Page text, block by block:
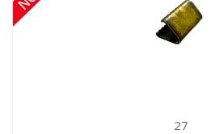
27